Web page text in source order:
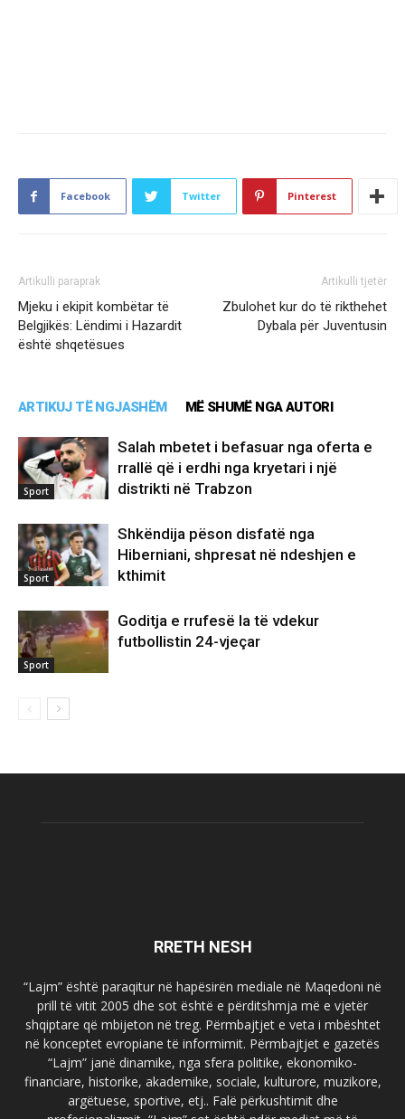
Facebook Twitter Pinterest
Artikulli paraprak
Mjeku i ekipit kombëtar të
Belgjikës: Lëndimi i Hazardit
është shqetësues
Artikulli tjetër
Zbulohet kur do të rikthehet
Dybala për Juventusin
ARTIKUJ TË NGJASHËM MË SHUMË NGA AUTORI
Sport
Salah mbetet i befasuar nga oferta e
rrallë që i erdhi nga kryetari i një
distrikti në Trabzon
Sport
Shkëndija pëson disfatë nga
Hiberniani, shpresat në ndeshjen e
kthimit
Sport
Goditja e rrufesë la të vdekur
futbollistin 24-vjeçar
RRETH NESH
“Lajm” është paraqitur në hapësirën mediale në Maqedoni në
prill të vitit 2005 dhe sot është e përditshmja më e vjetër
shqiptare që mbijeton në treg. Përmbajtjet e veta i mbështet
në konceptet evropiane të informimit. Përmbajtjet e gazetës
“Lajm” janë dinamike, nga sfera politike, ekonomiko-
financiare, historike, akademike, sociale, kulturore, muzikore,
argëtuese, sportive, etj.. Falë përkushtimit dhe